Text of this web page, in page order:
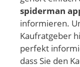
spiderman
informieren.
Kaufratgeber
perfekt
dass Sie den